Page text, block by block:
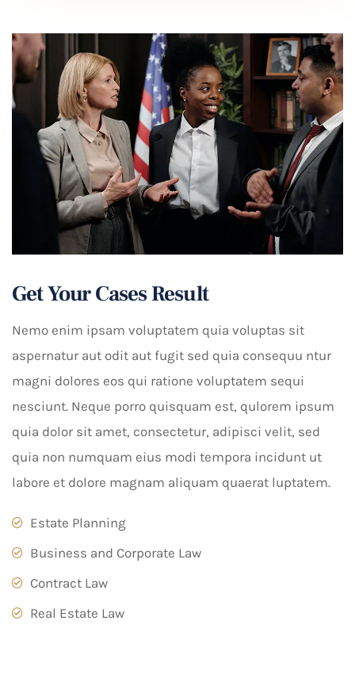
Get Your Cases Result
Nemo enim ipsam voluptatem quia voluptas sit
aspernatur aut odit aut fugit sed quia consequu ntur
magni dolores eos qui ratione voluptatem sequi
nesciunt. Neque porro quisquam est, qulorem ipsum
quia dolor sit amet, consectetur, adipisci velit, sed
quia non numquam eius modi tempora incidunt ut
labore et dolore magnam aliquam quaerat luptatem.
Estate Planning
Business and Corporate Law
Contract Law
Real Estate Law